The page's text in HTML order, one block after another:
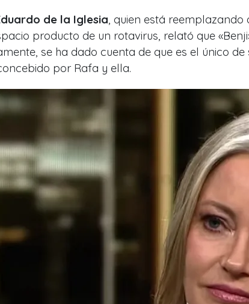
de la Iglesia , quien está reemplazando
producto de un rotavirus, relató que
se ha dado cuenta de que es el único de
por Rafa y ella.